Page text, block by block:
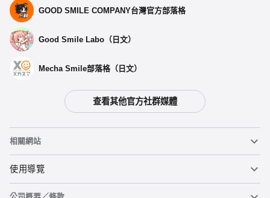
預購期間：2025年07月31日~至 (JST)2025年09月10日
2026年05月發售・每人限購3個
GOOD SMILE COMPANY台灣官方部落格
Good Smile Labo（日文）
Mecha Smile部落格（日文）
查看其他官方社群媒體
相關網站
黏土人
使用導覽